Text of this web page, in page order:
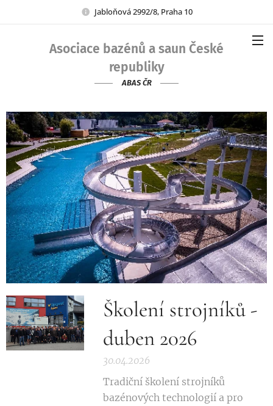
Jabloňová 2992/8, Praha 10
Asociace bazénů a saun České
republiky
ABAS ČR
Školení strojníků -
duben 2026
30.04.2026
Tradiční školení strojníků
bazénových technologií a pro